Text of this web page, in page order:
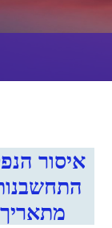
איסור
מתאריך 1.8.2025